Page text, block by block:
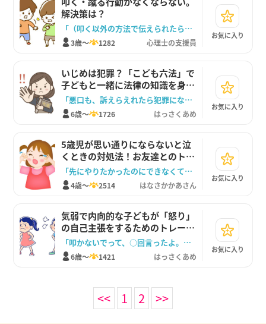
解決策は？
「（叩く以外の方法で伝えられたら）褒める or 要求しているものをあげる」
3歳～ 1282 心理士の支援員
お気に入り
いじめは犯罪？「こども六法」で
子どもと一緒に法律の知識を身に
つけよう！
「悪口も、訴えらえれたら犯罪になるんだね」
6歳～ 1726 はっさくあめ
お気に入り
5歳児が思い通りにならないと泣
くときの対処法！お友達とのトラ
ブル対応も解説
「先にやりたかったのにできなくて悲しかったね」
4歳～ 2514 はなさかかあさん
お気に入り
気弱で内向的な子どもが「怒り」
の自己主張をするためのトレーニ
ング方法を紹介します。
「叩かないでって、○回言ったよ。叩くなら、遊ばない！」
6歳～ 1421 はっさくあめ
お気に入り
<< 1 2 >>